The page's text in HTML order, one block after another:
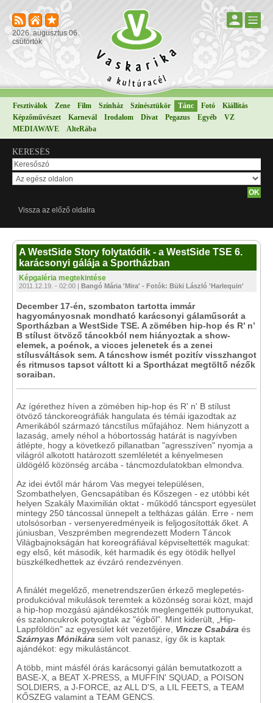
2026. augusztus 06.
csütörtök
Fesztiválok Zene Film Színház Színésztükör Tánc Fotó
Kiállítás
Képzőművészet
Karnevál Irodalom Divat Pegazus Egyéb
VZ
MEDIAWAVE
AlteRába
KERESÉS
Vissza az előző oldalra
A WestSide Story folytatódik - a WestSide TSE 6.
karácsonyi gálája a Sportházban
Képgaléria megtekintése
2011.12.19. - 02:00 | Bangó Mária 'Mira' - Fotók: Büki László 'Harlequin'
December 17-én, szombaton tartotta immár
hagyományosnak mondható karácsonyi gálaműsorát a
Sportházban a WestSide TSE. A zömében hip-hop és R’ n’
B stílust ötvöző táncokból nem hiányoztak a show-
elemek, a poénok, a vicces jelenetek és a zenei
stílusváltások sem. A táncshow ismét pozitív visszhangot
és ritmusos tapsot váltott ki a Sportházat megtöltő nézők
soraiban.
Az ígérethez híven a zömében hip-hop és R' n' B stílust
ötvöző tánckoreográfiák hangulata és témái igazodtak az
Amerikából származó táncstílus műfajához. Nem hiányzott a
lazaság, amely néhol a hóbortosság határát is nagyívben
átlépte, hogy a következő pillanatban "agresszíven" nyomja a
világról alkotott határozott szemléletét a kényelmesen
üldögélő közönség arcába - táncmozdulatokban elmondva.
Az idei évtől már három Vas megyei településen,
Szombathelyen, Gencsapátiban és Kőszegen - ez utóbbi két
helyen Szakály Maximilián oktat - működő táncsport egyesület
mintegy 250 táncossal ünnepelt a teltházas gálán. Erre - nem
utolsósorban - versenyeredményeik is feljogosították őket. A
júniusban, Veszprémben megrendezett Modern Táncok
Világbajnokságán hat koreográfiával képviseltették magukat:
egy első, két második, két harmadik és egy ötödik hellyel
büszkélkedhettek az évzáró rendezvényen.
A finálét megelőző, menetrendszerűen érkező meglepetés-
produkcióval mikulások teremtek a közönség sorai közt, majd
a hip-hop mozgású ajándékosztók meglengették puttonyukat,
és szaloncukrok potyogtak az "égből". Mint kiderült, „Hip-
Lappföldön" az egyesület két vezetőjére, Vincze Csabára és
Szárnyas Mónikára sem volt panasz, így ők is kaptak
ajándékot: egy mikulástáncot.
A több, mint másfél órás karácsonyi gálán bemutatkozott a
BASE-X, a BEAT X-PRESS, a MUFFIN' SQUAD, a POISON
SOLDIERS, a J-FORCE, az ALL D'S, a LIL FEETS, a TEAM
KŐSZEG valamint a TEAM GENCS.